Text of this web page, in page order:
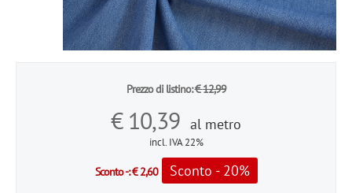
Prezzo di listino:€12,99
€ 10,39 al metro
incl. IVA 22%
Sconto -:€2,60 Sconto - 20%